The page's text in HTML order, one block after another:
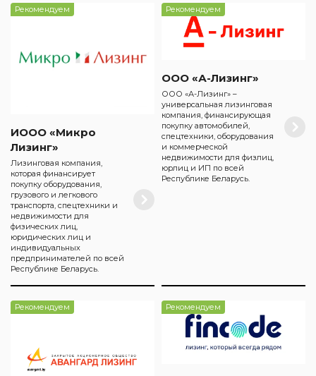
Рекомендуем
ИООО «Микро
Лизинг»
Лизинговая компания,
которая финансирует
покупку оборудования,
грузового и легкового
транспорта, спецтехники и
недвижимости для
физических лиц,
юридических лиц и
индивидуальных
предпринимателей по всей
Республике Беларусь.
Рекомендуем
ООО «А-Лизинг»
ООО «А-Лизинг» –
универсальная лизинговая
компания, финансирующая
покупку автомобилей,
спецтехники, оборудования
и коммерческой
недвижимости для физлиц,
юрлиц и ИП по всей
Республике Беларусь.
Рекомендуем Рекомендуем